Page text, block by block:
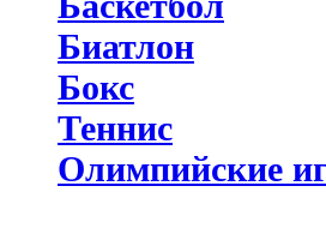
Биатлон
Бокс
Теннис
Олимпийские